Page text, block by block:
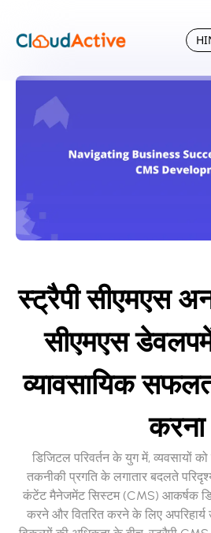
स्ट्रैपी सीएमएस
सीएमएस
व्यावसायिक
करना
डिजिटल परिवर्तन के युग में, व्यवसायों
तकनीकी प्रगति के लगातार बदलते
कंटेंट मैनेजमेंट सिस्टम (CMS) आकर्षक
करने और वितरित करने के लिए